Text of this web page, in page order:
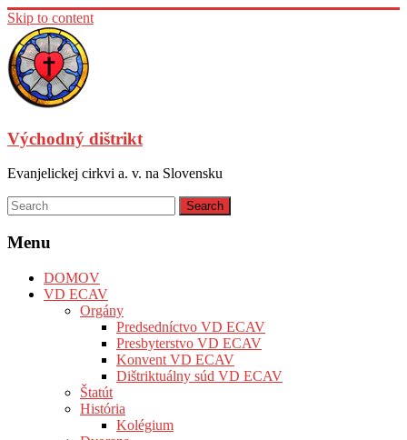
Skip to content
Východný dištrikt
Evanjelickej cirkvi a. v. na Slovensku
Menu
DOMOV
VD ECAV
Orgány
Predsedníctvo VD ECAV
Presbyterstvo VD ECAV
Konvent VD ECAV
Dištriktuálny súd VD ECAV
Štatút
História
Kolégium